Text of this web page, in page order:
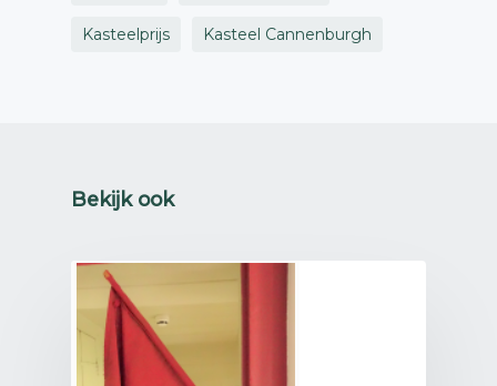
Kasteelprijs Kasteel Cannenburgh
Bekijk ook